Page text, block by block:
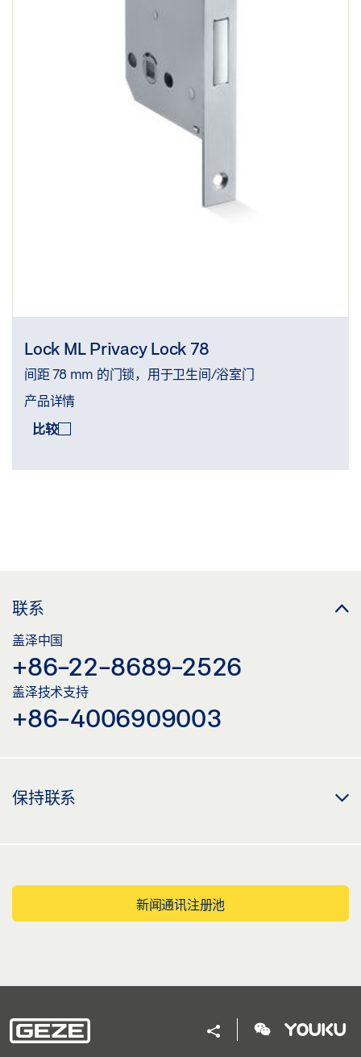
Lock ML Privacy Lock 78
间距 78 mm 的门锁，用于卫生间/浴室门
产品详情
比较
联系
盖泽中国
+86-22-8689-2526
盖泽技术支持
+86-4006909003
保持联系
新闻通讯注册池